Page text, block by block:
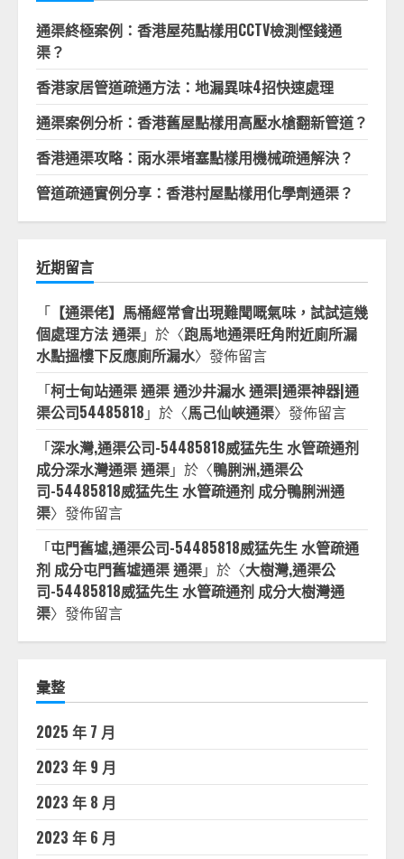
通渠終極案例：香港屋苑點樣用CCTV檢測慳錢通
渠？
香港家居管道疏通方法：地漏異味4招快速處理
通渠案例分析：香港舊屋點樣用高壓水槍翻新管道？
香港通渠攻略：雨水渠堵塞點樣用機械疏通解決？
管道疏通實例分享：香港村屋點樣用化學劑通渠？
近期留言
「 【通渠佬】馬桶經常會出現難聞嘅氣味，試試這幾
個處理方法 通渠」於〈跑馬地通渠旺角附近廁所漏
水點搵樓下反應廁所漏水〉發佈留言
「柯士甸站通渠 通渠 通沙井漏水 通渠|通渠神器|通
渠公司54485818 」於〈馬己仙峽通渠〉發佈留言
「深水灣,通渠公司-54485818威猛先生 水管疏通剂
成分深水灣通渠 通渠」於〈鴨脷洲,通渠公
司-54485818威猛先生 水管疏通剂 成分鴨脷洲通
渠〉發佈留言
「屯門舊墟,通渠公司-54485818威猛先生 水管疏通
剂 成分屯門舊墟通渠 通渠」於〈大樹灣,通渠公
司-54485818威猛先生 水管疏通剂 成分大樹灣通
渠〉發佈留言
彙整
2025 年 7 月
2023 年 9 月
2023 年 8 月
2023 年 6 月